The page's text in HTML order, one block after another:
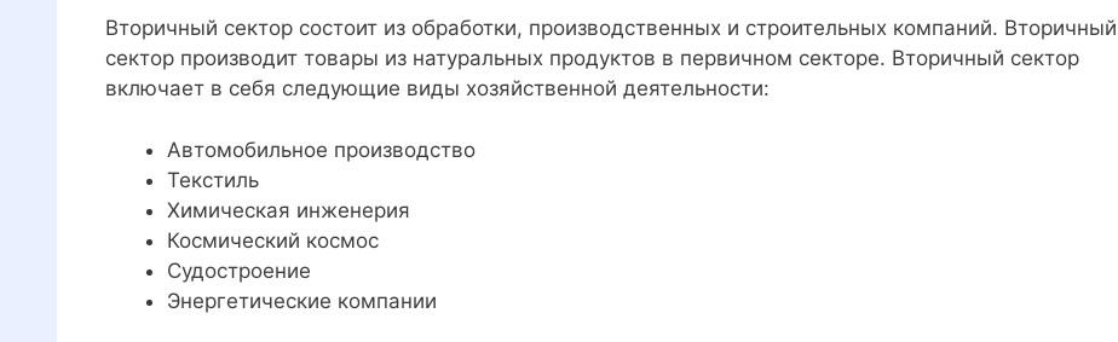
Вторичный сектор состоит из обработки, производственных и строительных компаний. Вторичный
сектор производит товары из натуральных продуктов в первичном секторе. Вторичный сектор
включает в себя следующие виды хозяйственной деятельности:
Автомобильное производство
Текстиль
Химическая инженерия
Космический космос
Судостроение
Энергетические компании